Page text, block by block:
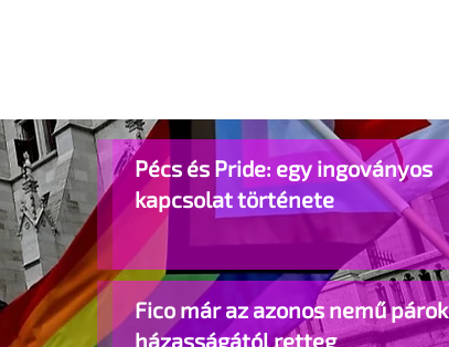
Pécs és Pride: egy ingoványos
kapcsolat története
Fico már az azonos nemű párok
házasságától retteg